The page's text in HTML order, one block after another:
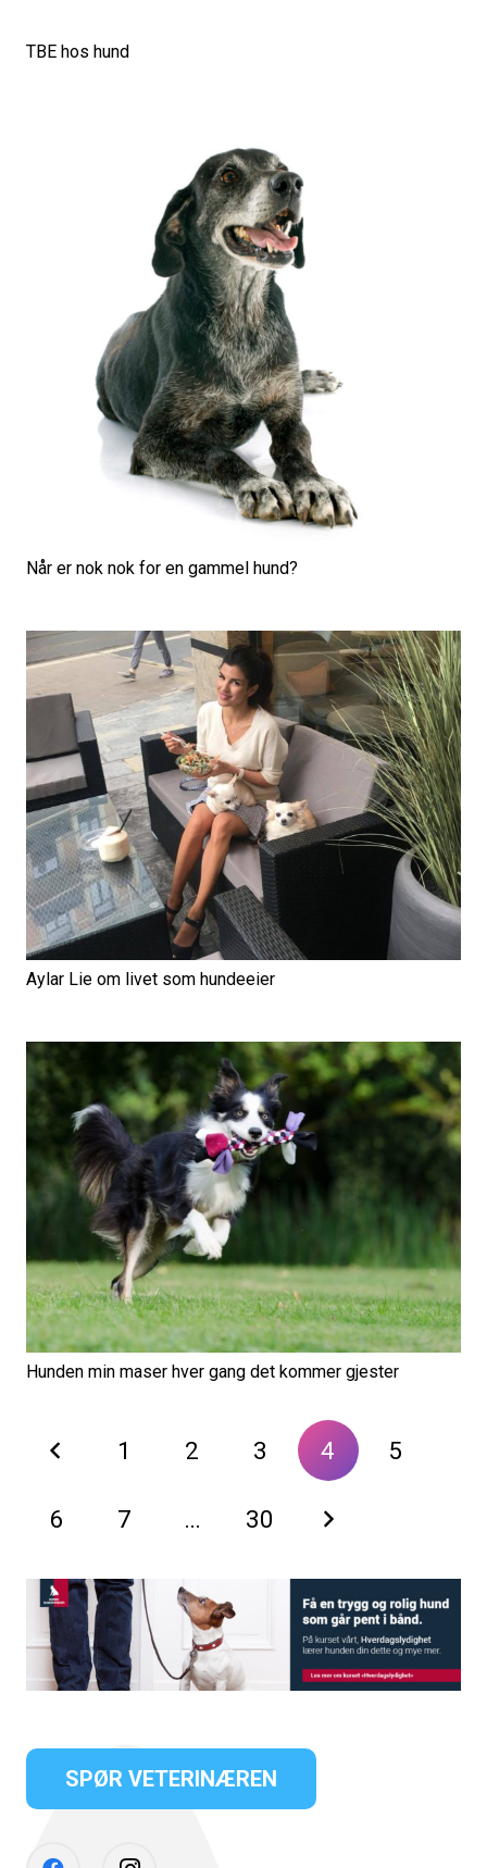
TBE hos hund
Når er nok nok for en gammel hund?
Aylar Lie om livet som hundeeier
Hunden min maser hver gang det kommer gjester
1 2 3 4 5
6 7 … 30
SPØR VETERINÆREN